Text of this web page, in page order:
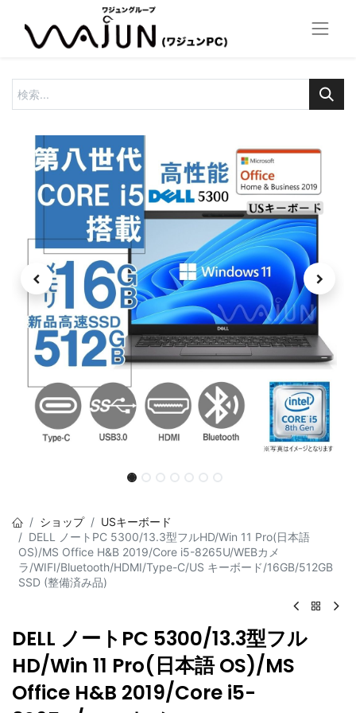
ショップ
USキーボード
DELL ノートPC 5300/13.3型フルHD/Win 11 Pro(日本語
OS)/MS Office H&B 2019/Core i5-8265U/WEBカメ
ラ/WIFI/Bluetooth/HDMI/Type-C/US キーボード/16GB/512GB
SSD (整備済み品)
DELL ノートPC 5300/13.3型フル
HD/Win 11 Pro(日本語 OS)/MS
Office H&B 2019/Core i5-